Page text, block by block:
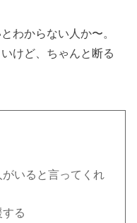
わからない人か〜。
けど、ちゃんと断る
がいると言ってくれ
る